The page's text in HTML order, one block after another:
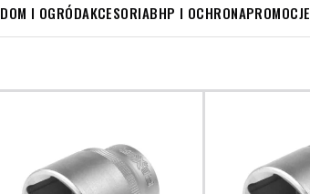
DOM I OGRÓDAKCESORIABHP I OCHRONAPROMOCJE